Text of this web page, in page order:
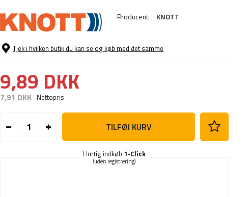
Producent: KNOTT
Tjek i hvilken butik du kan se og køb med det samme
9,89 DKK
7,91 DKK Nettopris
TILFØJ KURV
Hurtig indkøb 1-Click
(uden registrering)